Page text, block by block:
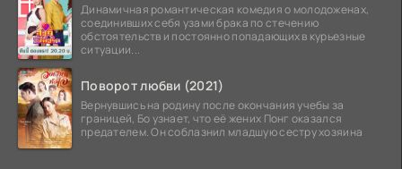
Динамичная романтическая комедия о молодоженах,
соединивших себя узами брака по стечению
обстоятельств и постоянно попадающих в курьезные
ситуации...
Поворот любви (2021)
Вернувшись на родину после окончания учебы за
границей, Бо узнает, что её жених Понг оказался
предателем. Он соблазнил младшую сестру хозяина